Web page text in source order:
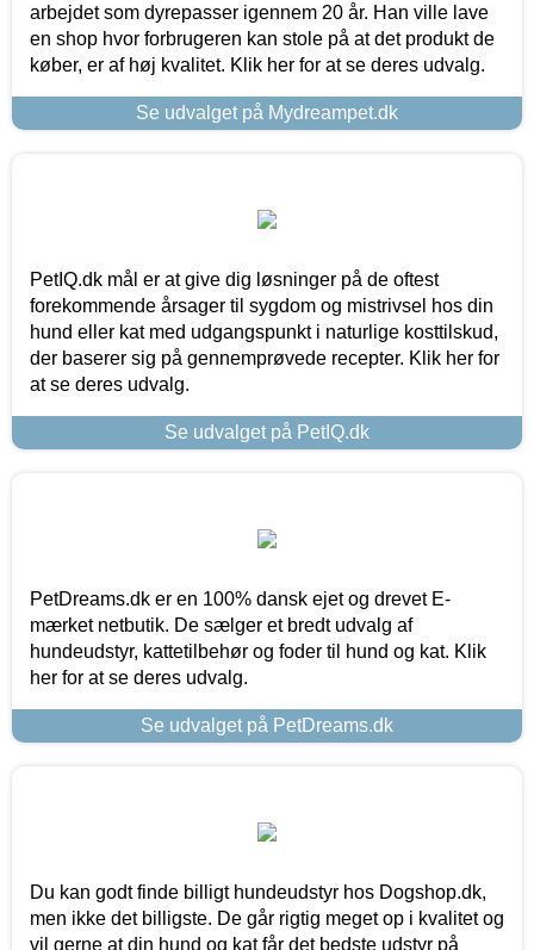
arbejdet som dyrepasser igennem 20 år. Han ville lave
en shop hvor forbrugeren kan stole på at det produkt de
køber, er af høj kvalitet. Klik her for at se deres udvalg.
Se udvalget på Mydreampet.dk
PetIQ.dk mål er at give dig løsninger på de oftest
forekommende årsager til sygdom og mistrivsel hos din
hund eller kat med udgangspunkt i naturlige kosttilskud,
der baserer sig på gennemprøvede recepter. Klik her for
at se deres udvalg.
Se udvalget på PetIQ.dk
PetDreams.dk er en 100% dansk ejet og drevet E-
mærket netbutik. De sælger et bredt udvalg af
hundeudstyr, kattetilbehør og foder til hund og kat. Klik
her for at se deres udvalg.
Se udvalget på PetDreams.dk
Du kan godt finde billigt hundeudstyr hos Dogshop.dk,
men ikke det billigste. De går rigtig meget op i kvalitet og
vil gerne at din hund og kat får det bedste udstyr på